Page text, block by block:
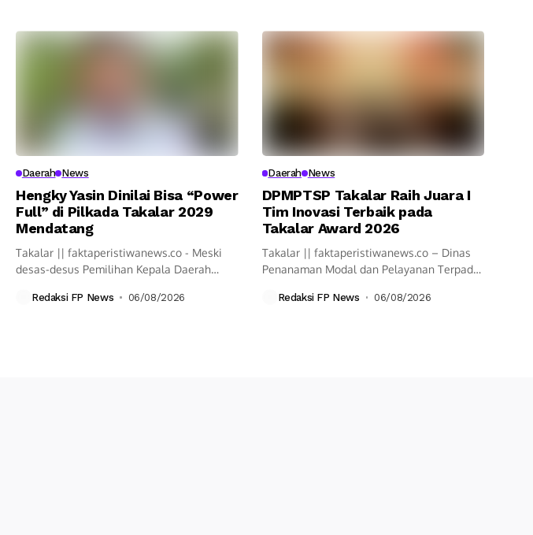
Daerah News
Hengky Yasin Dinilai Bisa “Power
Full” di Pilkada Takalar 2029
Mendatang
Takalar || faktaperistiwanews.co - Meski
desas-desus Pemilihan Kepala Daerah
Redaksi FP News 06/08/2026
Daerah News
DPMPTSP Takalar Raih Juara I
Tim Inovasi Terbaik pada
Takalar Award 2026
Takalar || faktaperistiwanews.co – Dinas
Penanaman Modal dan Pelayanan Terpadu
Redaksi FP News 06/08/2026